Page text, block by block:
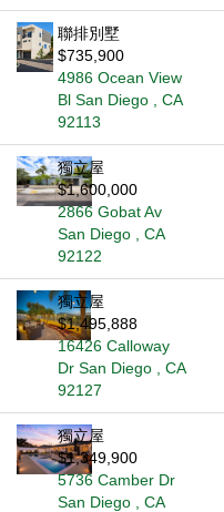
聯排別墅
$735,900
4986 Ocean View
Bl San Diego , CA
92113
獨立屋
$1,600,000
2866 Gobat Av
San Diego , CA
92122
獨立屋
$1,495,888
16426 Calloway
Dr San Diego , CA
92127
獨立屋
$1,349,900
5736 Camber Dr
San Diego , CA